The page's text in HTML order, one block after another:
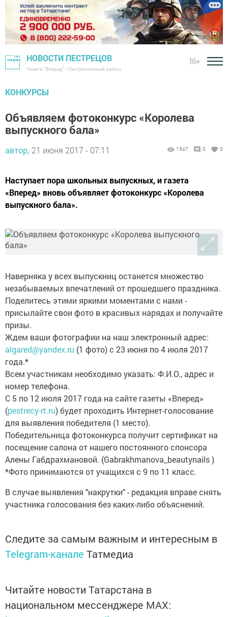
НОВОСТИ ПЕСТРЕЦОВ
Газета "Вперед" - Пестречинский район
16+
КОНКУРСЫ
Объявляем фотоконкурс «Королева
выпускного бала»
автор, 21 июня 2017 - 07:11 1547 0 0
Наступает пора школьных выпускных, и газета
«Вперед» вновь объявляет фотоконкурс «Королева
выпускного бала».
Наверняка у всех выпускниц останется множество
незабываемых впечатлений от прошедшего праздника.
Поделитесь этими яркими моментами с нами -
присылайте свои фото в красивых нарядах и получайте
призы.
Ждем ваши фотографии на наш электронный адрес:
algared@yandex.ru (1 фото) с 23 июня по 4 июля 2017
года.*
Всем участникам необходимо указать: Ф.И.О., адрес и
номер телефона.
С 5 по 12 июля 2017 года на сайте газеты «Вперед»
(pestrecy-rt.ru) будет проходить Интернет-голосование
для выявления победителя (1 место).
Победительница фотоконкурса получит сертификат на
посещение салона от нашего постоянного спонсора
Алены Габдрахмановой. (Gabrakhmanova_beautynails )
*Фото принимаются от учащихся с 9 по 11 класс.
В случае выявления "накрутки" - редакция вправе снять
участника голосования без каких-либо объяснений.
Следите за самым важным и интересным в
Telegram-канале Татмедиа
Читайте новости Татарстана в
национальном мессенджере MАХ: